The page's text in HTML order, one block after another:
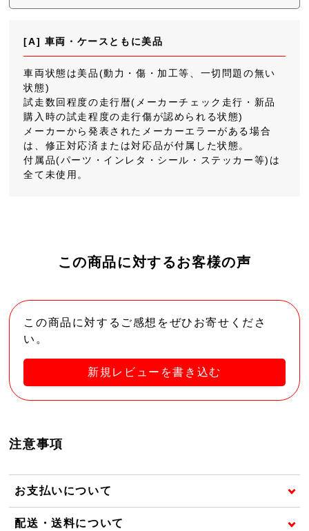
[A] 車両・ケースともに美品
車両状態は美品(動力・傷・加工等、一切問題の無い
状態)
試走数回程度の走行暦(メーカーチェック走行・新品
購入時の試走程度の走行傷が認められる状態)
メーカーから発表されたメーカーエラーがある場合
は、修正対応済または対応品が付属した状態。
付属品(パーツ・インレタ・シール・ステッカー等)は
全て未使用。
この商品に対するお客様の声
この商品に対するご感想をぜひお寄せくださ
い。
新規レビューを書き込む
注意事項
お支払いについて
配送・送料について